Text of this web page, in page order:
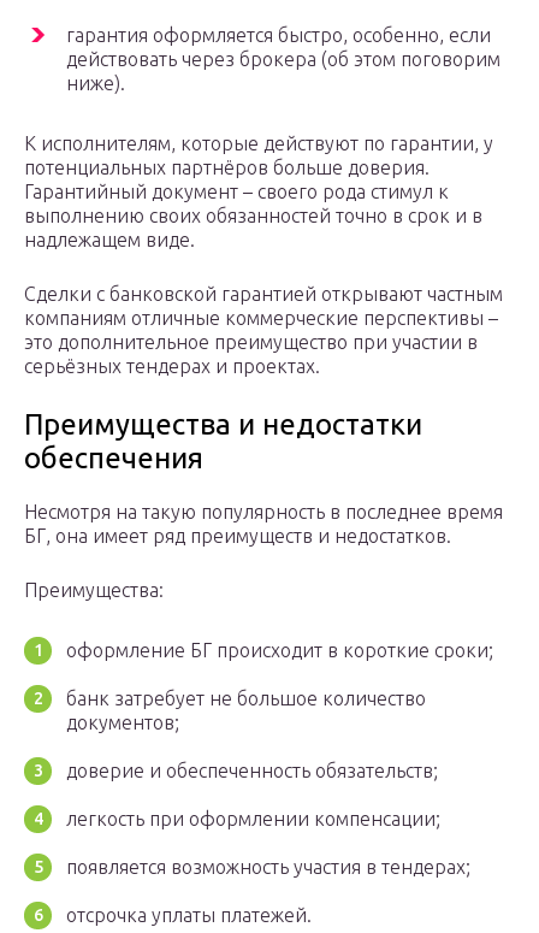
гарантия оформляется быстро, особенно, если
действовать через брокера (об этом поговорим
ниже).
К исполнителям, которые действуют по гарантии, у
потенциальных партнёров больше доверия.
Гарантийный документ – своего рода стимул к
выполнению своих обязанностей точно в срок и в
надлежащем виде.
Сделки с банковской гарантией открывают частным
компаниям отличные коммерческие перспективы –
это дополнительное преимущество при участии в
серьёзных тендерах и проектах.
Преимущества и недостатки
обеспечения
Несмотря на такую популярность в последнее время
БГ, она имеет ряд преимуществ и недостатков.
Преимущества:
оформление БГ происходит в короткие сроки;
банк затребует не большое количество
документов;
доверие и обеспеченность обязательств;
легкость при оформлении компенсации;
появляется возможность участия в тендерах;
отсрочка уплаты платежей.